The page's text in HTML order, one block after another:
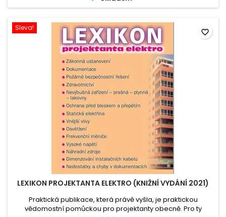
Sleva!
LEXIKON PROJEKTANTA ELEKTRO (KNIŽNÍ VYDÁNÍ 2021)
Praktická publikace, která právě vyšla, je praktickou
vědomostní pomůckou pro projektanty obecně. Pro ty
favorite_border